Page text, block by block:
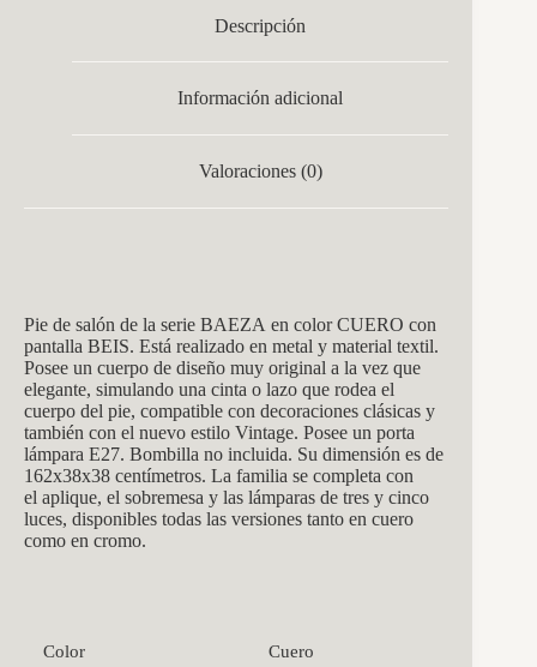
Descripción
Información adicional
Valoraciones (0)
Pie de salón de la serie BAEZA en color CUERO con
pantalla BEIS. Está realizado en metal y material textil.
Posee un cuerpo de diseño muy original a la vez que
elegante, simulando una cinta o lazo que rodea el
cuerpo del pie, compatible con decoraciones clásicas y
también con el nuevo estilo Vintage. Posee un porta
lámpara E27. Bombilla no incluida. Su dimensión es de
162x38x38 centímetros. La familia se completa con
el aplique, el sobremesa y las lámparas de tres y cinco
luces, disponibles todas las versiones tanto en cuero
como en cromo.
Color Cuero